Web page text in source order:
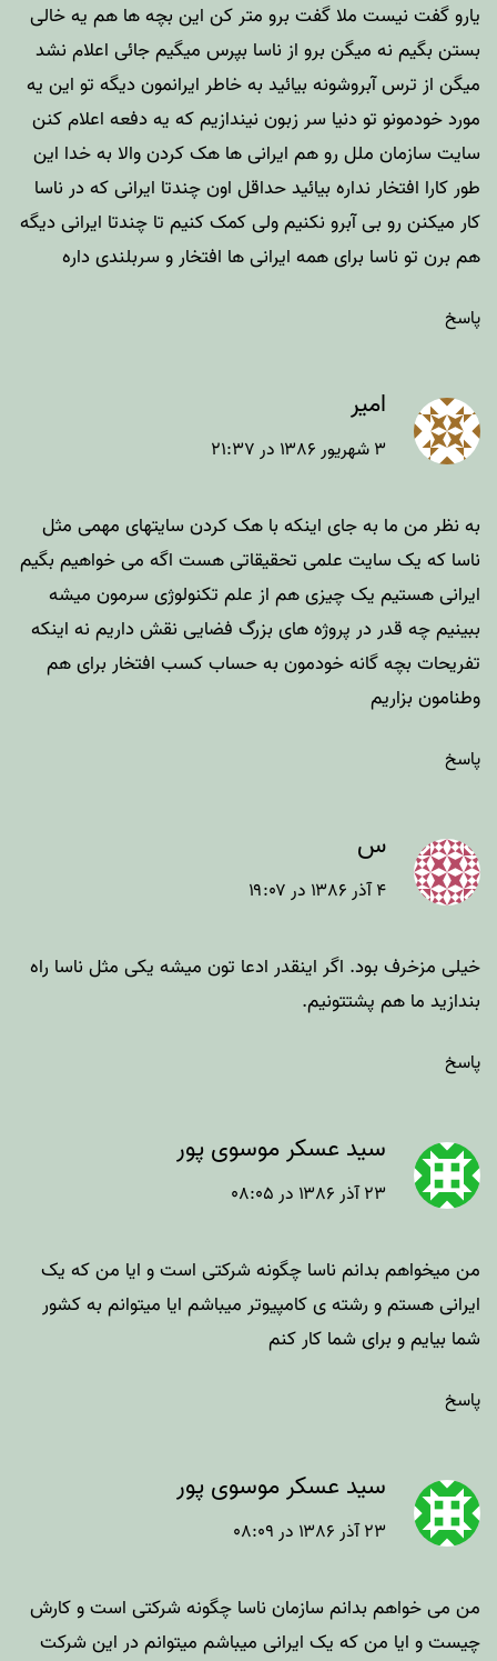
یارو گفت نیست ملا گفت برو متر کن این بچه ها هم یه خالی
بستن بگیم نه میگن برو از ناسا بپرس میگیم جائی اعلام نشد
میگن از ترس آبروشونه بیائید به خاطر ایرانمون دیگه تو این یه
مورد خودمونو تو دنیا سر زبون نیندازیم که یه دفعه اعلام کنن
سایت سازمان ملل رو هم ایرانی ها هک کردن والا به خدا این
طور کارا افتخار نداره بیائید حداقل اون چندتا ایرانی که در ناسا
کار میکنن رو بی آبرو نکنیم ولی کمک کنیم تا چندتا ایرانی دیگه
هم برن تو ناسا برای همه ایرانی ها افتخار و سربلندی داره
پاسخ
امیر
۳ شهریور ۱۳۸۶ در ۲۱:۳۷
به نظر من ما به جای اینکه با هک کردن سایتهای مهمی مثل
ناسا که یک سایت علمی تحقیقاتی هست اگه می خواهیم بگیم
ایرانی هستیم یک چیزی هم از علم تکنولوژی سرمون میشه
ببینیم چه قدر در پروژه های بزرگ فضایی نقش داریم نه اینکه
تفریحات بچه گانه خودمون به حساب کسب افتخار برای هم
وطنامون بزاریم
پاسخ
س
۴ آذر ۱۳۸۶ در ۱۹:۰۷
خیلی مزخرف بود. اگر اینقدر ادعا تون میشه یکی مثل ناسا راه
بندازید ما هم پشتتونیم.
پاسخ
سید عسکر موسوی پور
۲۳ آذر ۱۳۸۶ در ۰۸:۰۵
من میخواهم بدانم ناسا چگونه شرکتی است و ایا من که یک
ایرانی هستم و رشته ی کامپیوتر میباشم ایا میتوانم به کشور
شما بیایم و برای شما کار کنم
پاسخ
سید عسکر موسوی پور
۲۳ آذر ۱۳۸۶ در ۰۸:۰۹
من می خواهم بدانم سازمان ناسا چگونه شرکتی است و کارش
چیست و ایا من که یک ایرانی میباشم میتوانم در این شرکت